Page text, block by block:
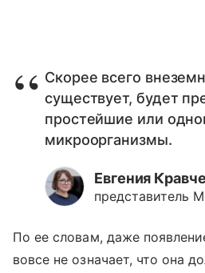
Скорее всего
существует, будет
простейшие или
микроорганизмы.
Евгения
представитель
По ее словам, даже
вовсе не означает, что она